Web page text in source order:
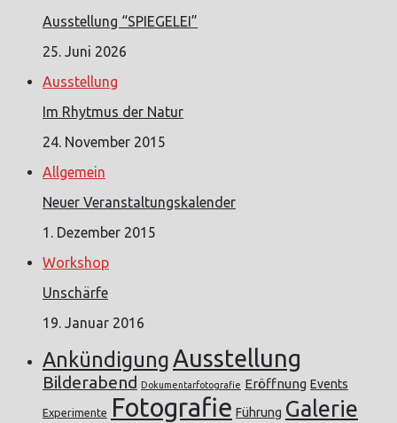
Ausstellung “SPIEGELEI”
25. Juni 2026
Ausstellung
Im Rhytmus der Natur
24. November 2015
Allgemein
Neuer Veranstaltungskalender
1. Dezember 2015
Workshop
Unschärfe
19. Januar 2016
Ankündigung Ausstellung
Bilderabend Dokumentarfotografie Eröffnung Events
Experimente Fotografie Führung Galerie